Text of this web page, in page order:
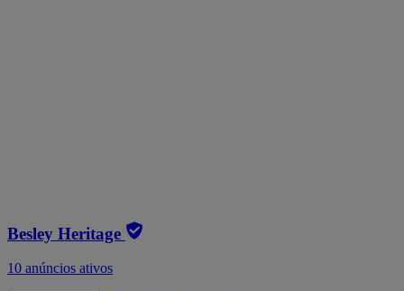
Besley Heritage
10 anúncios ativos